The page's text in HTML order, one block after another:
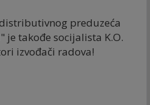
preduzeća
je takođe socijalista K.O.
izvođači radova!